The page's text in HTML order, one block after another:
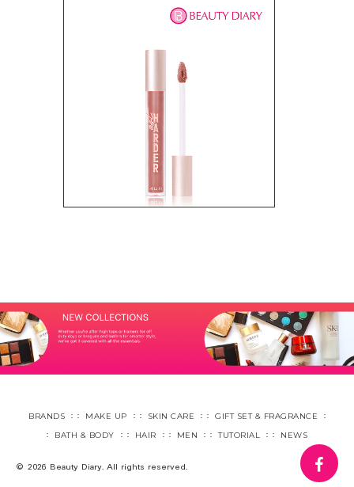
BRANDS MAKE UP SKIN CARE
GIFT SET & FRAGRANCE
BATH & BODY
HAIR MEN TUTORIAL NEWS
© 2026 Beauty Diary. All rights reserved.